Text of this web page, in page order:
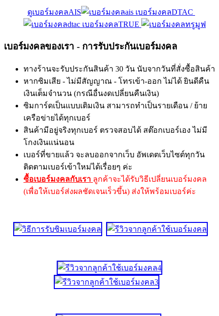
ดูเบอร์มงคลAIS
เบอร์มงคลDTAC
เบอร์มงคลTRUE
เบอร์มงคลของเรา - การรับประกันเบอร์มงคล
ทางร้านจะรับประกันสินค้า 30 วัน นับจากวันที่สั่งซื้อสินค้า
หากซิมเสีย - ไม่มีสัญญาณ - โทรเข้า-ออก ไม่ได้ ยินดีคืน
เงินเต็มจำนวน (กรณีอื่นงดเปลี่ยนคืนเงิน)
ซิมการ์ดเป็นแบบเติมเงิน สามารถทำเป็นรายเดือน / ย้าย
เครือข่ายได้ทุกเบอร์
สินค้ามีอยู่จริงทุกเบอร์ ตรวจสอบได้ สต๊อกเบอร์เอง ไม่มี
โกงเงินแน่นอน
เบอร์ที่ขายแล้ว จะลบออกจากเว็บ อัพเดตเว็บไซต์ทุกวัน
ติดตามเบอร์เข้าใหม่ได้เรื่อยๆ ค่ะ
ซื้อเบอร์มงคลกับเรา ลูกค้าจะได้รับวิธีเปลี่ยนเบอร์มงคล
(เพื่อให้เบอร์ส่งผลชัดเจนเร็วขึ้น) ส่งให้พร้อมเบอร์ค่ะ